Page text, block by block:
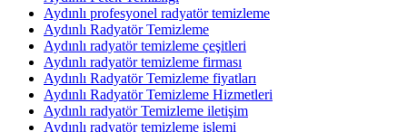
Aydınlı profesyonel radyatör temizleme
Aydınlı Radyatör Temizleme
Aydınlı radyatör temizleme çeşitleri
Aydınlı radyatör temizleme firması
Aydınlı Radyatör Temizleme fiyatları
Aydınlı Radyatör Temizleme Hizmetleri
Aydınlı radyatör Temizleme iletişim
Aydınlı radyatör temizleme işlemi